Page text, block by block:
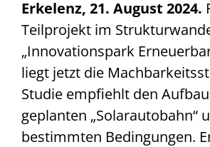
Erkelenz, 21. August 2024.
Teilprojekt im
„Innovationspark
liegt jetzt die
Studie empfiehlt den
geplanten „Solarautobahn“
bestimmten Bedingungen.